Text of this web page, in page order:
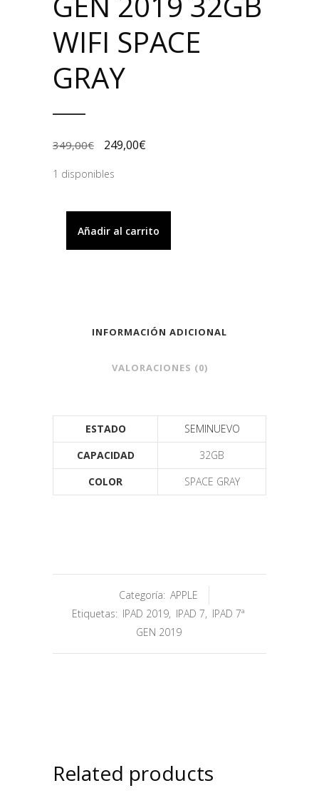
WIFI SPACE
GRAY
349,00€ 249,00€
1 disponibles
Añadir al carrito
INFORMACIÓN ADICIONAL
VALORACIONES (0)
ESTADO
SEMINUEVO
CAPACIDAD
32GB
COLOR
SPACE GRAY
Categoría: APPLE
Etiquetas: IPAD 2019, IPAD 7, IPAD 7ª
GEN 2019
Related products